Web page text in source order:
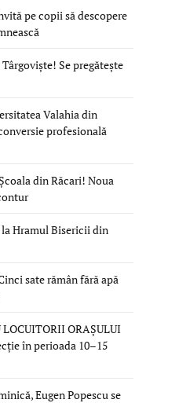
pe copii să descopere
Se pregătește
Valahia din
profesională
din Răcari! Noua
Hramul Bisericii din
sate rămân fără apă
ORAȘULUI
în perioada 10–15
Eugen Popescu se